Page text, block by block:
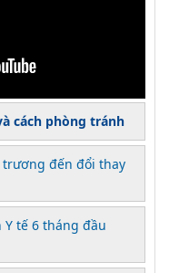
cách phòng tránh
trương đến đổi thay
Y tế 6 tháng đầu